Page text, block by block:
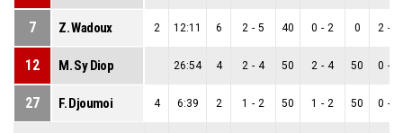
7 Z. Wadoux 2 12:11 6 2 - 5 40 0 - 2 0 2 -
12 M. Sy Diop 26:54 4 2 - 4 50 2 - 4 50 0 -
27 F. Djoumoi 4 6:39 2 1 - 2 50 1 - 2 50 0 -